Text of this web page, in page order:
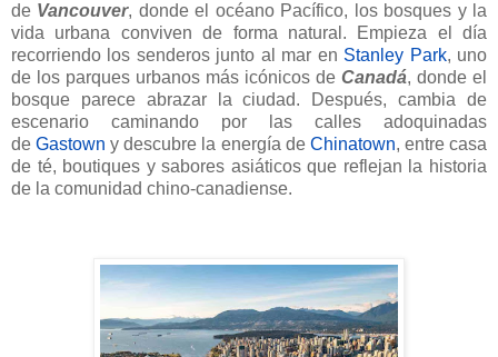
de Vancouver, donde el océano Pacífico, los bosques y la
vida urbana conviven de forma natural. Empieza el día
recorriendo los senderos junto al mar en Stanley Park, uno
de los parques urbanos más icónicos de Canadá, donde el
bosque parece abrazar la ciudad. Después, cambia de
escenario caminando por las calles adoquinadas
deGastown y descubre la energía de Chinatown, entre casa
de té, boutiques y sabores asiáticos que reflejan la historia
de la comunidad chino-canadiense.